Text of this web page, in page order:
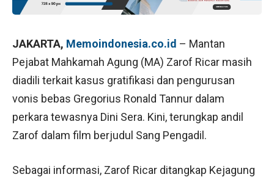
JAKARTA, Memoindonesia.co.id – Mantan
Pejabat Mahkamah Agung (MA) Zarof Ricar masih
diadili terkait kasus gratifikasi dan pengurusan
vonis bebas Gregorius Ronald Tannur dalam
perkara tewasnya Dini Sera. Kini, terungkap andil
Zarof dalam film berjudul Sang Pengadil.
Sebagai informasi, Zarof Ricar ditangkap Kejagung